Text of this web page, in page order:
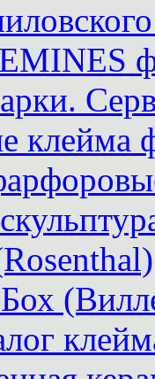
клейма